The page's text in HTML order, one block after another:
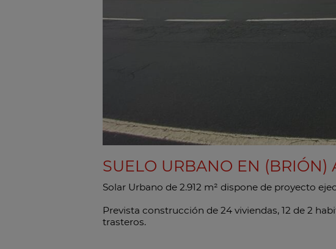
SUELO URBANO EN (BRIÓN)
Solar Urbano de 2.912 m² dispone de proyecto
Prevista construcción de 24 viviendas, 12 de 2
trasteros.